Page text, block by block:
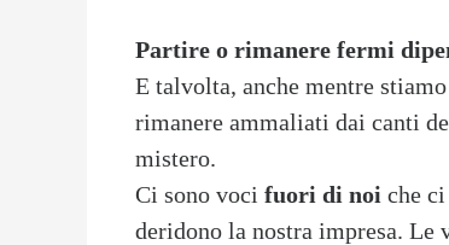
Partire o rimanere fermi
E talvolta, anche mentre
rimanere ammaliati dai canti
mistero.
Ci sono voci fuori di noi che
deridono la nostra impresa. Le